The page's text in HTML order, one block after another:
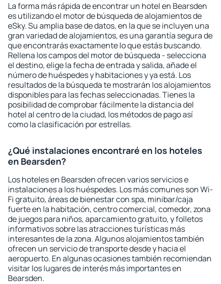
La forma más rápida de encontrar un hotel en Bearsden
es utilizando el motor de búsqueda de alojamientos de
eSky. Su amplia base de datos, en la que se incluyen una
gran variedad de alojamientos, es una garantía segura de
que encontrarás exactamente lo que estás buscando.
Rellena los campos del motor de búsqueda - selecciona
el destino, elige la fecha de entrada y salida, añade el
número de huéspedes y habitaciones y ya está. Los
resultados de la búsqueda te mostrarán los alojamientos
disponibles para las fechas seleccionadas. Tienes la
posibilidad de comprobar fácilmente la distancia del
hotel al centro de la ciudad, los métodos de pago así
como la clasificación por estrellas.
¿Qué instalaciones encontraré en los hoteles
en Bearsden?
Los hoteles en Bearsden ofrecen varios servicios e
instalaciones a los huéspedes. Los más comunes son Wi-
Fi gratuito, áreas de bienestar con spa, minibar/caja
fuerte en la habitación, centro comercial, comedor, zona
de juegos para niños, aparcamiento gratuito, y folletos
informativos sobre las atracciones turísticas más
interesantes de la zona. Algunos alojamientos también
ofrecen un servicio de transporte desde y hacia el
aeropuerto. En algunas ocasiones también recomiendan
visitar los lugares de interés más importantes en
Bearsden.